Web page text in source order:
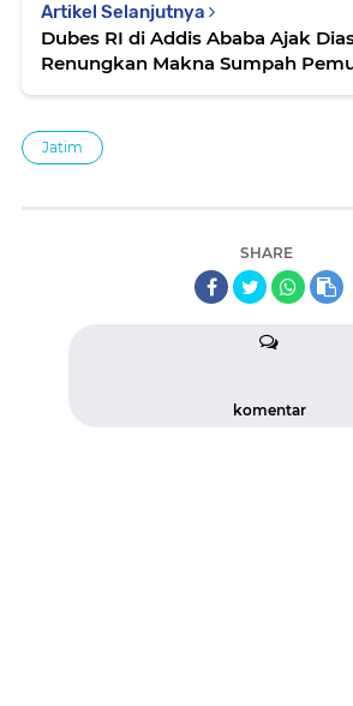
Artikel Selanjutnya
Dubes RI di Addis Ababa Ajak
Renungkan Makna Sumpah
Jatim
SHARE
komentar